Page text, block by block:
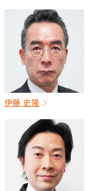
伊藤 史隆